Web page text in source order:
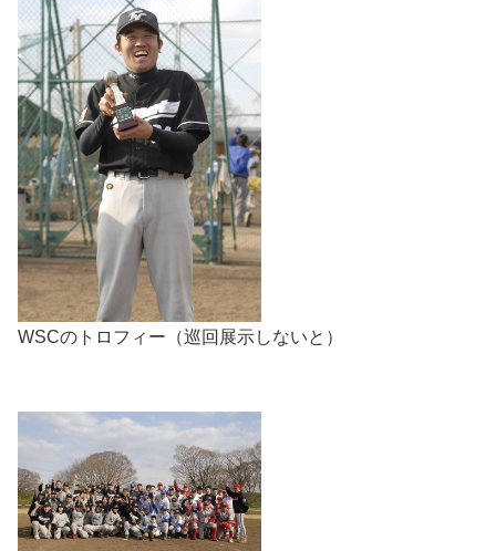
WSCのトロフィー（巡回展示しないと）